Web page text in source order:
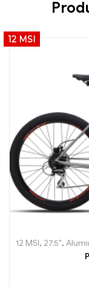
12 MSI
12 MSI, 27.5",